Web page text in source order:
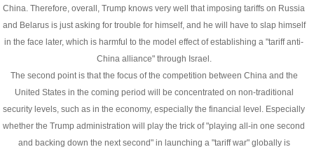
China. Therefore, overall, Trump knows very well that imposing tariffs on Russia
and Belarus is just asking for trouble for himself, and he will have to slap himself
in the face later, which is harmful to the model effect of establishing a "tariff anti-
China alliance" through Israel.
The second point is that the focus of the competition between China and the
United States in the coming period will be concentrated on non-traditional
security levels, such as in the economy, especially the financial level. Especially
whether the Trump administration will play the trick of "playing all-in one second
and backing down the next second" in launching a "tariff war" globally is